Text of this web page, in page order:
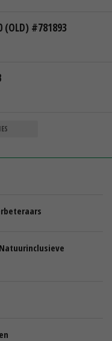
(OLD) #781893